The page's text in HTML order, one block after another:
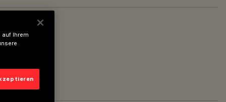
auf Ihrem